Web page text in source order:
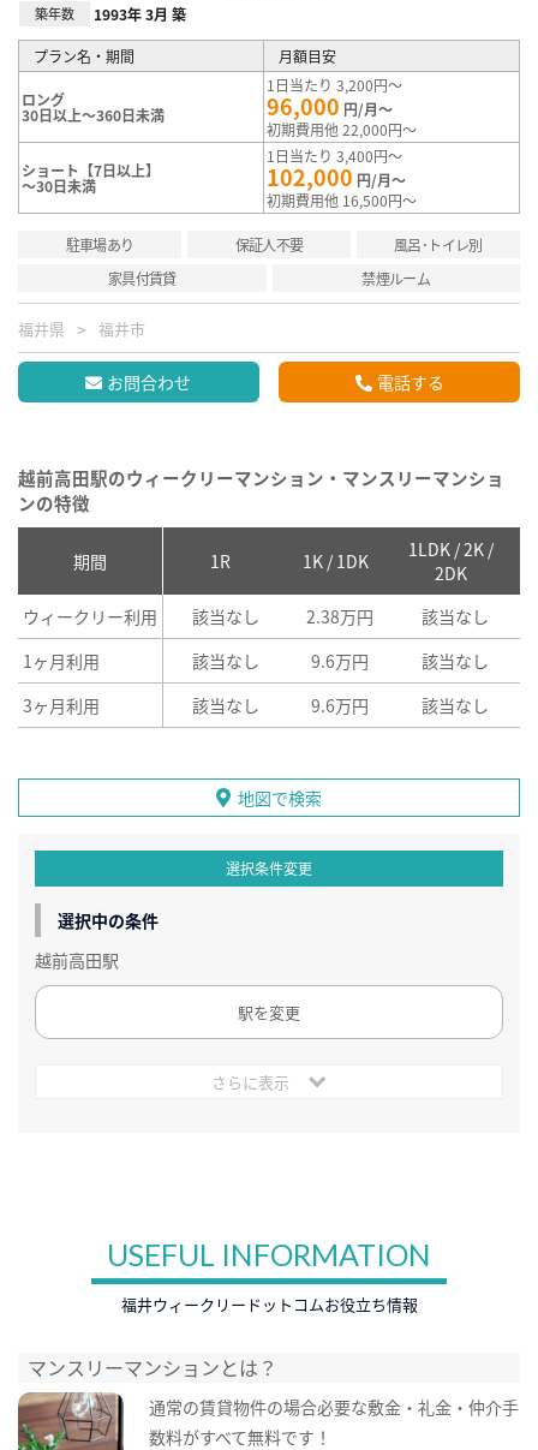
築年数 1993年 3月 築
プラン名・期間 月額目安
ロング
30日以上～360日未満
1日当たり 3,200円～
96,000 円/月～
初期費用他 22,000円～
ショート【7日以上】
～30日未満
1日当たり 3,400円～
102,000 円/月～
初期費用他 16,500円～
駐車場あり 保証人不要
風呂･トイレ別
家具付賃貸
禁煙ルーム
福井県 福井市
お問合わせ 電話する
越前高田駅のウィークリーマンション・マンスリーマンショ
ンの特徴
期間 1R 1K / 1DK
1LDK / 2K /
2DK
ウィークリー利用 該当なし 2.38万円 該当なし
1ヶ月利用
該当なし 9.6万円 該当なし
3ヶ月利用
該当なし 9.6万円 該当なし
地図で検索
選択条件変更
選択中の条件
越前高田駅
駅を変更
さらに表示
USEFUL INFORMATION
福井ウィークリードットコムお役立ち情報
マンスリーマンションとは？
通常の賃貸物件の場合必要な敷金・礼金・仲介手
数料がすべて無料です！